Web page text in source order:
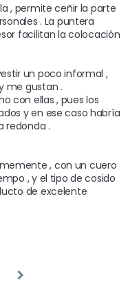
, permite ceñir la parte
. La puntera
facilitan la colocación
un poco informal ,
me gustan .
con ellas , pues los
y en ese caso habría
redonda .
, con un cuero
, y el tipo de cosido
de excelente
chevron_right